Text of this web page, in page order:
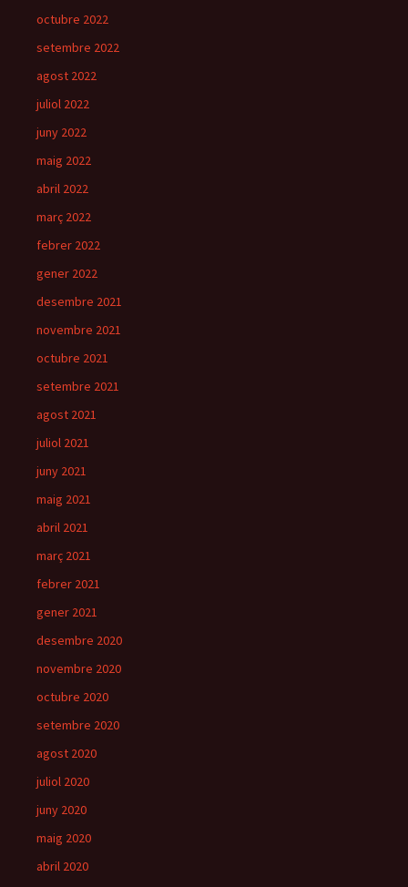
octubre 2022
setembre 2022
agost 2022
juliol 2022
juny 2022
maig 2022
abril 2022
març 2022
febrer 2022
gener 2022
desembre 2021
novembre 2021
octubre 2021
setembre 2021
agost 2021
juliol 2021
juny 2021
maig 2021
abril 2021
març 2021
febrer 2021
gener 2021
desembre 2020
novembre 2020
octubre 2020
setembre 2020
agost 2020
juliol 2020
juny 2020
maig 2020
abril 2020